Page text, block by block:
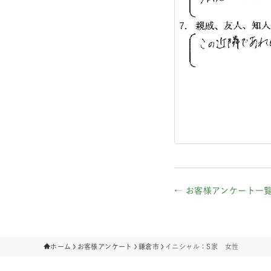
← お客様アンケート一
ホーム お客様アンケート 鎌倉市 イニシャル：S家 女性